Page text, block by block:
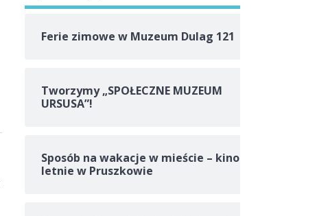
Ferie zimowe w Muzeum Dulag 121
Tworzymy „SPOŁECZNE MUZEUM
URSUSA”!
Sposób na wakacje w mieście – kino
letnie w Pruszkowie